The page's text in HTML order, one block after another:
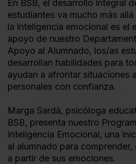
En BSB, el desarrollo integral
estudiantes va mucho más
la inteligencia emocional es el
apoyo de nuestro
Apoyo al Alumnado, los/as
desarrollan habilidades para
ayudan a afrontar situaciones
personales con confianza.
Marga Sardà, psicóloga
BSB, presenta nuestro
Inteligencia Emocional, una
al alumnado para
a partir de sus emociones.